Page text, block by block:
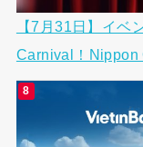
【7月31日】イベ
Carnival！Nippon